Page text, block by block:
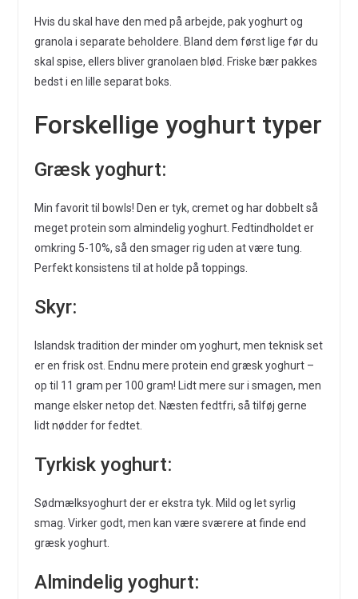
Hvis du skal have den med på arbejde, pak yoghurt og
granola i separate beholdere. Bland dem først lige før du
skal spise, ellers bliver granolaen blød. Friske bær pakkes
bedst i en lille separat boks.
Forskellige yoghurt typer
Græsk yoghurt:
Min favorit til bowls! Den er tyk, cremet og har dobbelt så
meget protein som almindelig yoghurt. Fedtindholdet er
omkring 5-10%, så den smager rig uden at være tung.
Perfekt konsistens til at holde på toppings.
Skyr:
Islandsk tradition der minder om yoghurt, men teknisk set
er en frisk ost. Endnu mere protein end græsk yoghurt –
op til 11 gram per 100 gram! Lidt mere sur i smagen, men
mange elsker netop det. Næsten fedtfri, så tilføj gerne
lidt nødder for fedtet.
Tyrkisk yoghurt:
Sødmælksyoghurt der er ekstra tyk. Mild og let syrlig
smag. Virker godt, men kan være sværere at finde end
græsk yoghurt.
Almindelig yoghurt: